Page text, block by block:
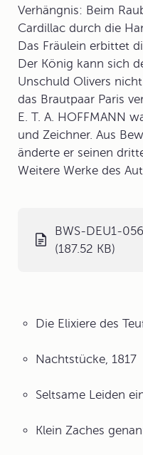
Verhängnis: Beim
Cardillac durch die
Das Fräulein erbittet
Der König kann sich
Unschuld Olivers
das Brautpaar Paris
E. T. A. HOFFMANN
und Zeichner. Aus
änderte er seinen
Weitere Werke des
BWS-DEU1-
(187.52 KB)
Die Elixiere des
Nachtstücke, 1817
Seltsame Leiden
Klein Zaches